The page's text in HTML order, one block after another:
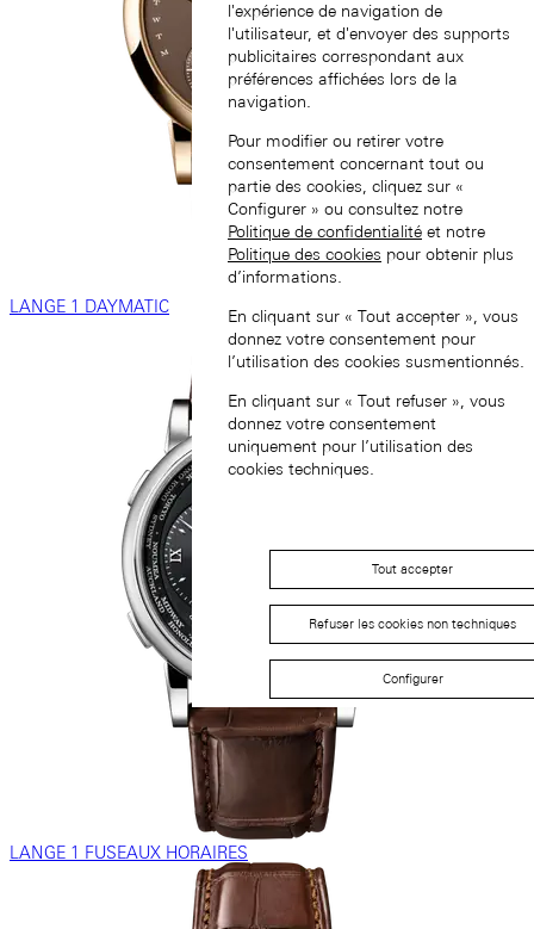
LANGE 1 DAYMATIC
LANGE 1 FUSEAUX HORAIRES
l'expérience de navigation de
l'utilisateur, et d'envoyer des supports
publicitaires correspondant aux
préférences affichées lors de la
navigation.
Pour modifier ou retirer votre
consentement concernant tout ou
partie des cookies, cliquez sur «
Configurer » ou consultez notre
Politique de confidentialité et notre
Politique des cookies pour obtenir plus
d’informations.
En cliquant sur « Tout accepter », vous
donnez votre consentement pour
l’utilisation des cookies susmentionnés.
En cliquant sur « Tout refuser », vous
donnez votre consentement
uniquement pour l’utilisation des
cookies techniques.
Tout accepter
Refuser les cookies non techniques
Configurer